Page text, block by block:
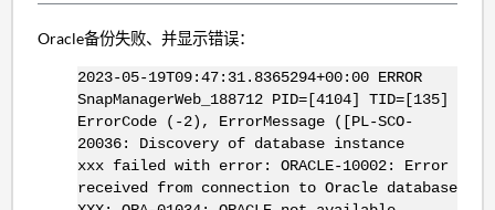
Oracle备份失败、并显示错误：
2023-05-19T09:47:31.8365294+00:00 ERROR
SnapManagerWeb_188712 PID=[4104] TID=[135]
ErrorCode (-2), ErrorMessage ([PL-SCO-
20036: Discovery of database instance
xxx failed with error: ORACLE-10002: Error
received from connection to Oracle database